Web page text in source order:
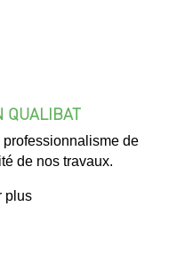
QUALIBAT
de
de nos travaux.
plus